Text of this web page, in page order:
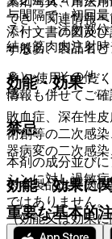
７）． 注射部位
結（筋肉内注射時
８）． その他：
感。
禁忌
本剤の成分並び
シンに対し過敏
重要な基本的
与間隔で、初回
添付文書の図及
する。
効能・効果
敗血症、深在性
術創等の二次感
器病変の二次感染
効能・効果に
（効能又は効果に
でき、関連情報
一般名、製品名ど
※ ご使用いただ
情報も併せてご確
※本製品は疾病の
ではありません。